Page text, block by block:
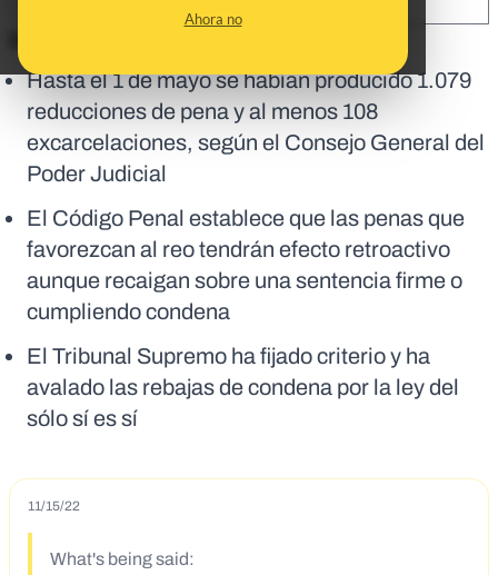
Ahora no
Hasta el 1 de mayo se habían producido 1.079
reducciones de pena y al menos 108
excarcelaciones, según el Consejo General del
Poder Judicial
El Código Penal establece que las penas que
favorezcan al reo tendrán efecto retroactivo
aunque recaigan sobre una sentencia firme o
cumpliendo condena
El Tribunal Supremo ha fijado criterio y ha
avalado las rebajas de condena por la ley del
sólo sí es sí
11/15/22
What's being said: